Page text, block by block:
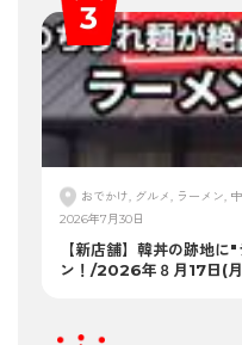
おでかけ, グルメ, ラーメン,
2026年7月30日
【新店舗】韓丼の跡地
ン！/2026年８月17日(